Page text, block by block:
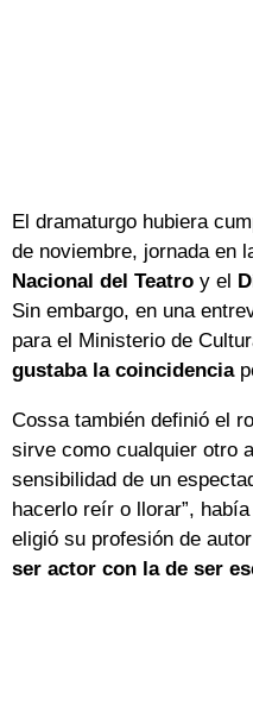
El dramaturgo hubiera
de noviembre, jornada en
Nacional del Teatro y el
Sin embargo, en una
para el Ministerio de
gustaba la coincidencia
Cossa también definió el
sirve como cualquier otro
sensibilidad de un
hacerlo reír o llorar”,
eligió su profesión de
ser actor con la de ser